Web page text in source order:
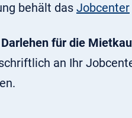
behält das Jobcenter
für die
an Ihr